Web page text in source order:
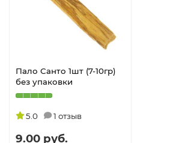
Пало Санто 1шт (7-10гр)
без упаковки
5.0 1 отзыв
9.00 руб.